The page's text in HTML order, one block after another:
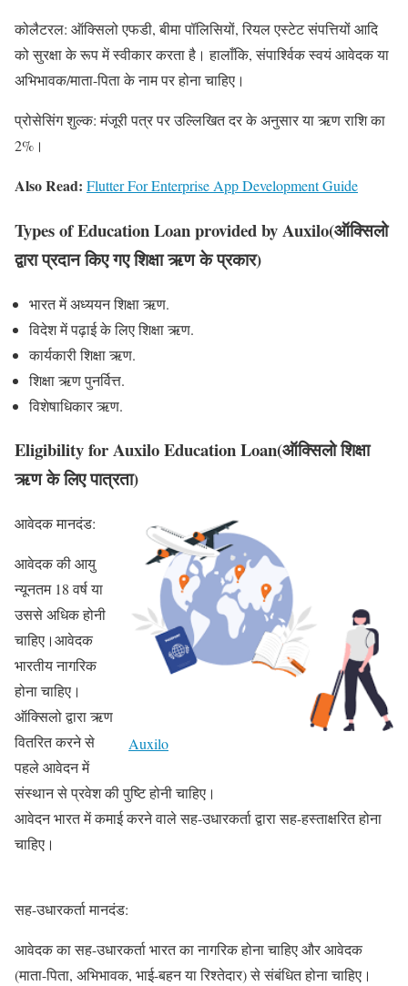
कोलैटरल: ऑक्सिलो एफडी, बीमा पॉलिसियों, रियल एस्टेट संपत्तियों आदि
को सुरक्षा के रूप में स्वीकार करता है। हालाँकि, संपार्श्विक स्वयं आवेदक या
अभिभावक/माता-पिता के नाम पर होना चाहिए।
प्रोसेसिंग शुल्क: मंजूरी पत्र पर उल्लिखित दर के अनुसार या ऋण राशि का
2%।
Also Read: Flutter For Enterprise App Development Guide
Types of Education Loan provided by Auxilo(ऑक्सिलो
द्वारा प्रदान किए गए शिक्षा ऋण के प्रकार)
भारत में अध्ययन शिक्षा ऋण.
विदेश में पढ़ाई के लिए शिक्षा ऋण.
कार्यकारी शिक्षा ऋण.
शिक्षा ऋण पुनर्वित्त.
विशेषाधिकार ऋण.
Eligibility for Auxilo Education Loan(ऑक्सिलो शिक्षा
ऋण के लिए पात्रता)
Auxilo
आवेदक मानदंड:
आवेदक की आयु
न्यूनतम 18 वर्ष या
उससे अधिक होनी
चाहिए।आवेदक
भारतीय नागरिक
होना चाहिए।
ऑक्सिलो द्वारा ऋण
वितरित करने से
पहले आवेदन में
संस्थान से प्रवेश की पुष्टि होनी चाहिए।
आवेदन भारत में कमाई करने वाले सह-उधारकर्ता द्वारा सह-हस्ताक्षरित होना
चाहिए।
सह-उधारकर्ता मानदंड:
आवेदक का सह-उधारकर्ता भारत का नागरिक होना चाहिए और आवेदक
(माता-पिता, अभिभावक, भाई-बहन या रिश्तेदार) से संबंधित होना चाहिए।